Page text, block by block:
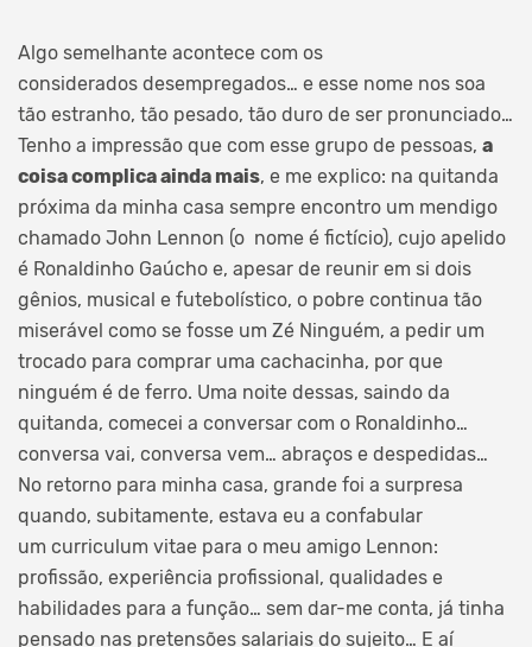
Algo semelhante acontece com os
considerados desempregados… e esse nome nos soa
tão estranho, tão pesado, tão duro de ser pronunciado…
Tenho a impressão que com esse grupo de pessoas, a
coisa complica ainda mais, e me explico: na quitanda
próxima da minha casa sempre encontro um mendigo
chamado John Lennon (o nome é fictício), cujo apelido
é Ronaldinho Gaúcho e, apesar de reunir em si dois
gênios, musical e futebolístico, o pobre continua tão
miserável como se fosse um Zé Ninguém, a pedir um
trocado para comprar uma cachacinha, por que
ninguém é de ferro. Uma noite dessas, saindo da
quitanda, comecei a conversar com o Ronaldinho…
conversa vai, conversa vem… abraços e despedidas…
No retorno para minha casa, grande foi a surpresa
quando, subitamente, estava eu a confabular
um curriculum vitae para o meu amigo Lennon:
profissão, experiência profissional, qualidades e
habilidades para a função… sem dar-me conta, já tinha
pensado nas pretensões salariais do sujeito… E aí